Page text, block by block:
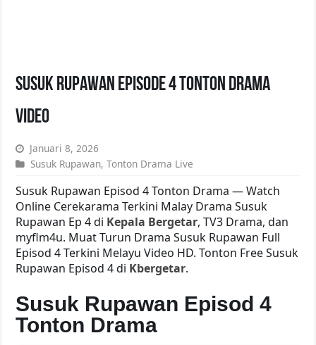
Susuk Rupawan Episode 4 Tonton Drama
Video
Januari 8, 2026
Susuk Rupawan,Tonton Drama Live
Susuk Rupawan Episod 4 Tonton Drama — Watch
Online Cerekarama Terkini Malay Drama Susuk
Rupawan Ep 4 di Kepala Bergetar, TV3 Drama, dan
myflm4u. Muat Turun Drama Susuk Rupawan Full
Episod 4 Terkini Melayu Video HD. Tonton Free Susuk
Rupawan Episod 4 di Kbergetar.
Susuk Rupawan Episod 4
Tonton Drama